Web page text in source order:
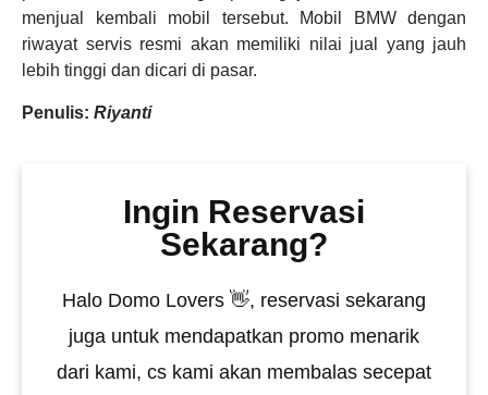
menjual kembali mobil tersebut. Mobil BMW dengan
riwayat servis resmi akan memiliki nilai jual yang jauh
lebih tinggi dan dicari di pasar.
Penulis: Riyanti
Ingin Reservasi
Sekarang?
Halo Domo Lovers 👋, reservasi sekarang
juga untuk mendapatkan promo menarik
dari kami, cs kami akan membalas secepat